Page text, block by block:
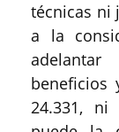
técnicas ni
a la
beneficios
24.331, ni